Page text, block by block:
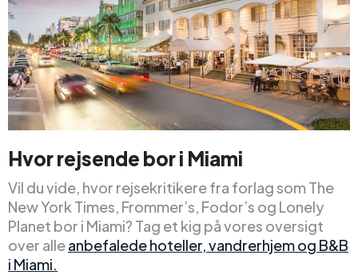
Hvor rejsende bor i Miami
Vil du vide, hvor rejsekritikere fra forlag som The
New York Times, Frommer’s, Fodor’s og Lonely
Planet bor i Miami? Tag et kig på vores oversigt
over alleanbefalede hoteller, vandrerhjem og B&B
i Miami.